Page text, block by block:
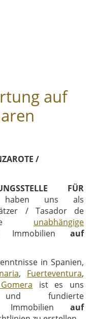
auf
/
FÜR
uns als
/ Tasador de
unabhängige
auf
in Spanien,
, Fuerteventura,
ist es uns
fundierte
Immobilien auf